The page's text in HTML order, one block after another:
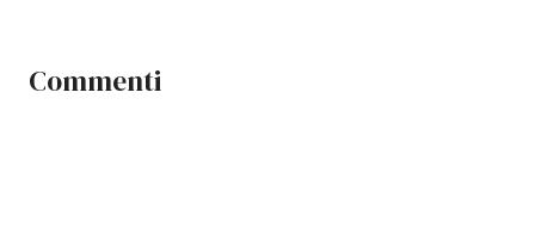
Commenti